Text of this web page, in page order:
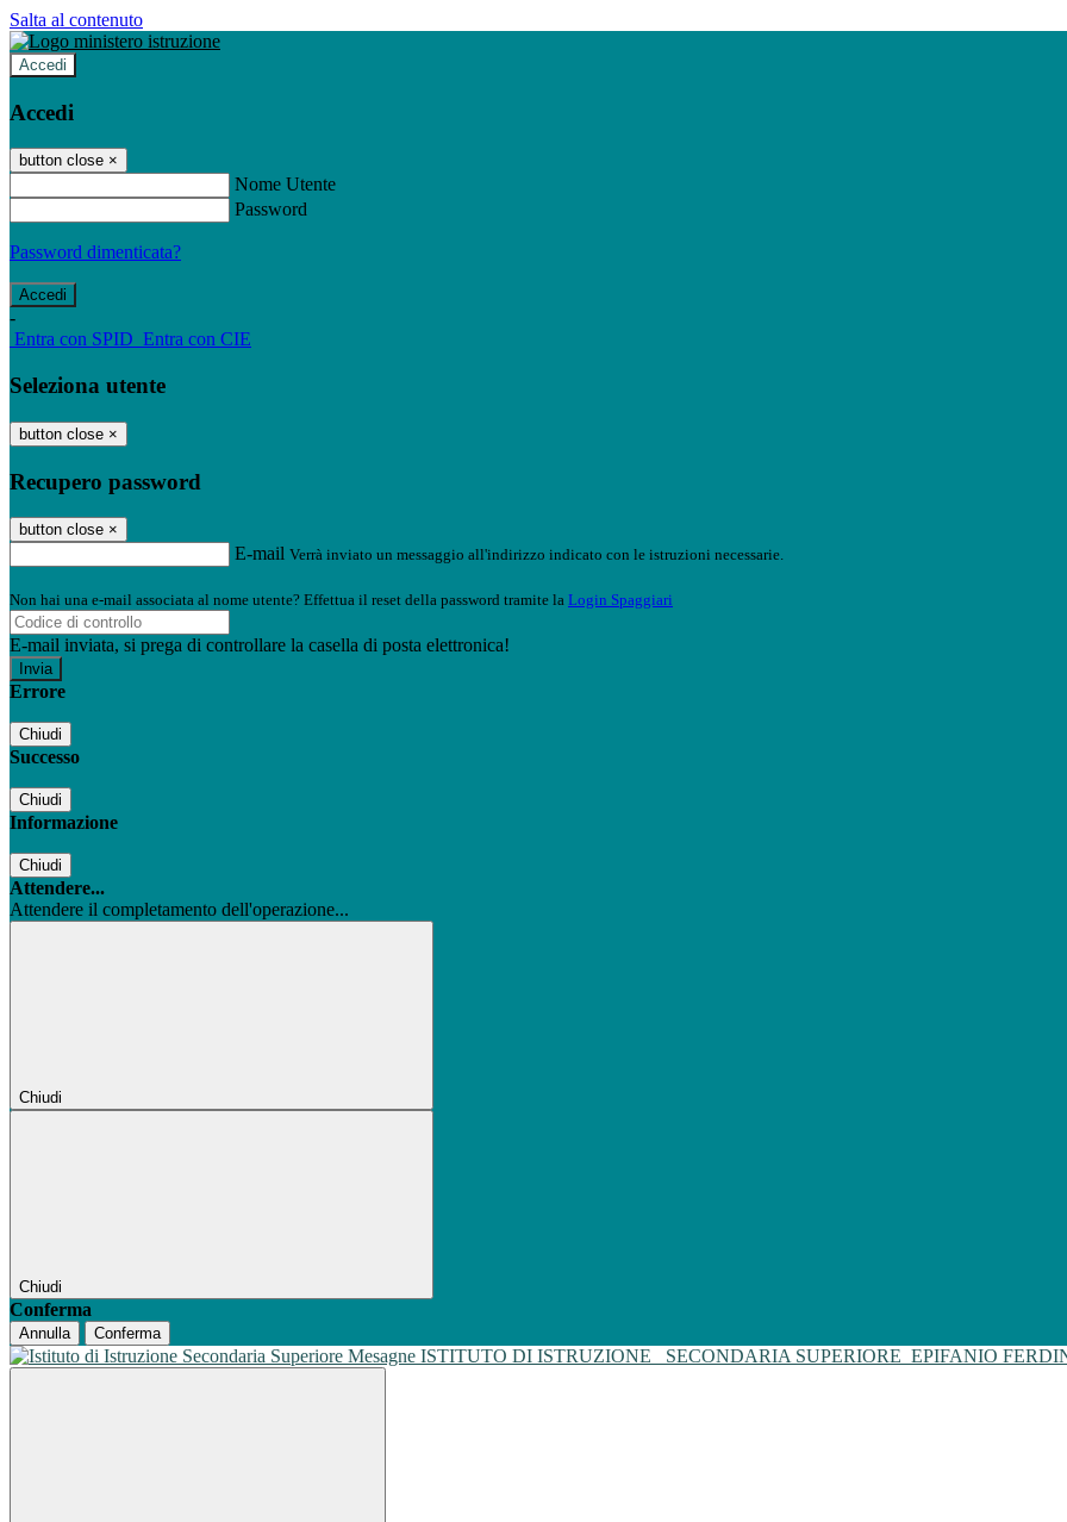
Salta al contenuto
Accedi
Accedi
button close ×
Nome Utente
Password
Password dimenticata?
-
Entra con SPID Entra con CIE
Seleziona utente
button close ×
Recupero password
button close ×
E-mail Verrà inviato un messaggio all'indirizzo indicato con le istruzioni necessarie.
Non hai una e-mail associata al nome utente? Effettua il reset della password tramite la Login Spaggiari
E-mail inviata, si prega di controllare la casella di posta elettronica!
Errore
Chiudi
Successo
Chiudi
Informazione
Chiudi
Attendere...
Attendere il completamento dell'operazione...
Chiudi
Chiudi
Conferma
Annulla Conferma
ISTITUTO DI ISTRUZIONE SECONDARIA SUPERIORE EPIFANIO